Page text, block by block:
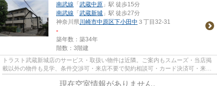
南武線 「武蔵中原 」駅 徒歩15分
南武線 「武蔵新城 」駅 徒歩27分
神奈川県川崎市中原区下小田中 ３丁目32-31
-
築年数：築34年
階数：3階建
トラスト武蔵新城店のサービス・取扱い物件は近隣。ご案内もスムーズ・当店掲
載以外の物件も見学、条件交渉可・来店不要で契約相談可・カード決済可・来店
時無料駐車場有（要電話予約...
現在空室情報がありません。